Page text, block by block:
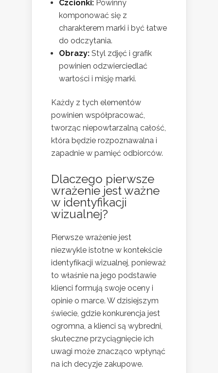
Czcionki: Powinny
komponować się z
charakterem marki i być łatwe
do odczytania.
Obrazy: Styl zdjęć i grafik
powinien odzwierciedlać
wartości i misję marki.
Każdy z tych elementów
powinien współpracować,
tworząc niepowtarzalną całość,
która będzie rozpoznawalna i
zapadnie w pamięć odbiorców.
Dlaczego pierwsze
wrażenie jest ważne
w identyfikacji
wizualnej?
Pierwsze wrażenie jest
niezwykle istotne w kontekście
identyfikacji wizualnej, ponieważ
to właśnie na jego podstawie
klienci formują swoje oceny i
opinie o marce. W dzisiejszym
świecie, gdzie konkurencja jest
ogromna, a klienci są wybredni,
skuteczne przyciągnięcie ich
uwagi może znacząco wpłynąć
na ich decyzje zakupowe.